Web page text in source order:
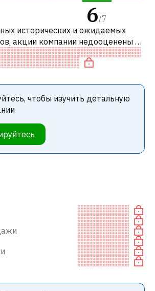
6/7
исторических и ожидаемых
акции компании недооценены по
компаниями. В
компании разумно оцене
чтобы изучить детальную